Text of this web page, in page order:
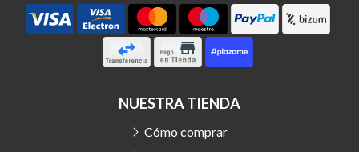
NUESTRA TIENDA
Cómo comprar